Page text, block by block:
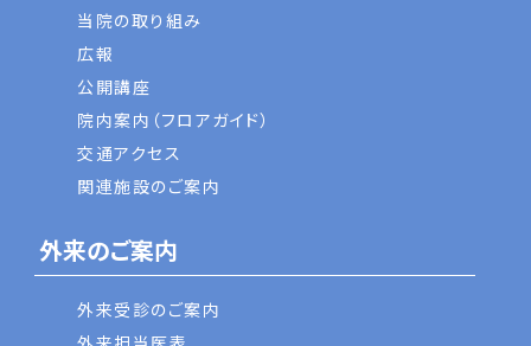
当院の取り組み
広報
公開講座
院内案内（フロアガイド）
交通アクセス
関連施設のご案内
外来のご案内
外来受診のご案内